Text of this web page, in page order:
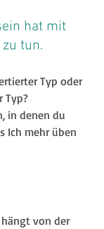
hat mit
tun.
Typ oder
Typ?
in denen du
Ich mehr üben
von der